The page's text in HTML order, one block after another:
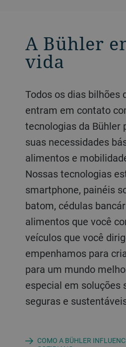
A Bühler
vida
Todos os dias bilhões de pessoas
entram em contato
tecnologias da Bühler
suas necessidades
alimentos e
Nossas tecnologias
smartphone, painéis
batom, cédulas
alimentos que você
veículos que você
empenhamos para
para um mundo
especial em soluções
seguras e
COMO A BÜHLER